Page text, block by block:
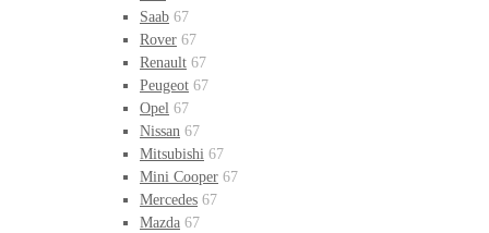
Saab 67
Rover 67
Renault 67
Peugeot 67
Opel 67
Nissan 67
Mitsubishi 67
Mini Cooper 67
Mercedes 67
Mazda 67